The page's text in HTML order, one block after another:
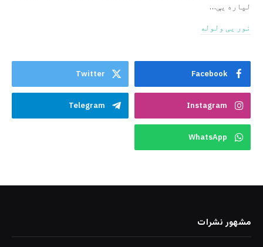
لپاره یې…
نور یی ولوله
Facebook
Twitter
Instagram
Telegram
WhatsApp
مشهور نشرات